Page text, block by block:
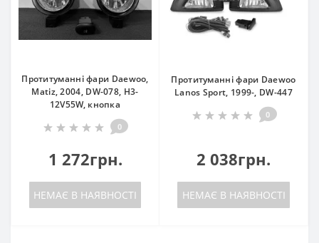
Протитуманні фари Daewoo,
Matiz, 2004, DW-078, H3-
12V55W, кнопка
0
1 272грн.
НЕМАЄ В НАЯВНОСТІ
Протитуманні фари Daewoo
Lanos Sport, 1999-, DW-447
0
2 038грн.
НЕМАЄ В НАЯВНОСТІ